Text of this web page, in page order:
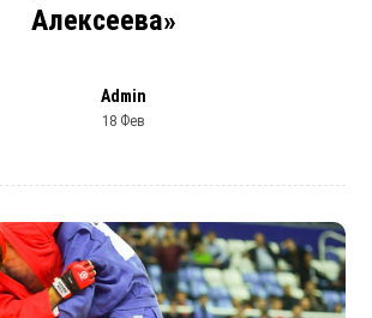
Алексеева»
Admin
18 Фев